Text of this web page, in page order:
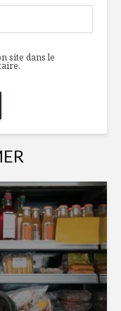
site dans le